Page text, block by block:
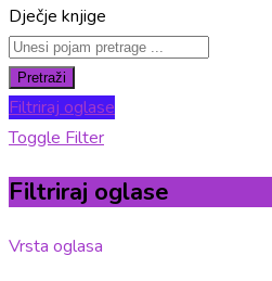
Dječje knjige
Pretraži
Filtriraj oglase
Toggle Filter
Filtriraj oglase
Vrsta oglasa